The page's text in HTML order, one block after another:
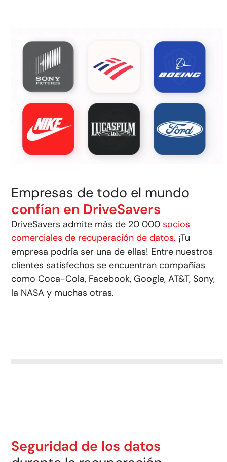
Empresas de todo el mundo
confían en DriveSavers
DriveSavers admite más de 20 000socios
comerciales de recuperación de datos. ¡Tu
empresa podría ser una de ellas! Entre nuestros
clientes satisfechos se encuentran compañías
como Coca-Cola, Facebook, Google, AT&T, Sony,
la NASA y muchas otras.
Seguridad de los datos